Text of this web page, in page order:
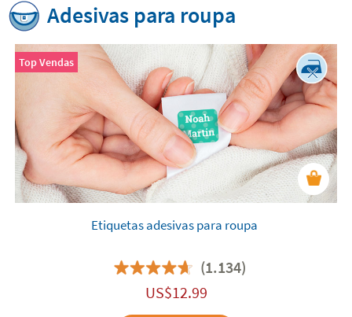
Adesivas para roupa
Top Vendas
Etiquetas adesivas para roupa
(1.134)
US$12.99